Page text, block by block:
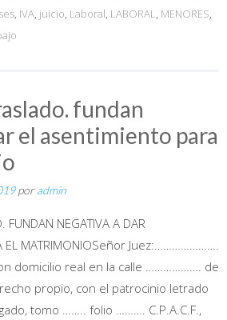
, IVA, juicio, Laboral, LABORAL, MENORES,
fundan
el asentimiento para
poradmin
FUNDAN NEGATIVA A DAR
EL MATRIMONIOSeñor Juez:………………….
domicilio real en la calle ………………. de
propio, con el patrocinio letrado
tomo …….. folio ………. C.P.A.C.F.,